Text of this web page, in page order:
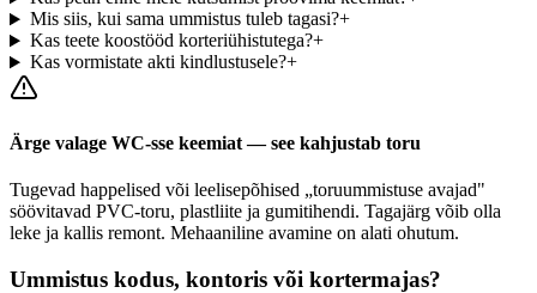
Mis siis, kui sama ummistus tuleb tagasi?+
Kas teete koostööd korteriühistutega?+
Kas vormistate akti kindlustusele?+
Ärge valage WC-sse keemiat — see kahjustab toru
Tugevad happelised või leelisepõhised „toruummistuse avajad"
söövitavad PVC-toru, plastliite ja gumitihendi. Tagajärg võib olla
leke ja kallis remont. Mehaaniline avamine on alati ohutum.
Ummistus kodus, kontoris või kortermajas?